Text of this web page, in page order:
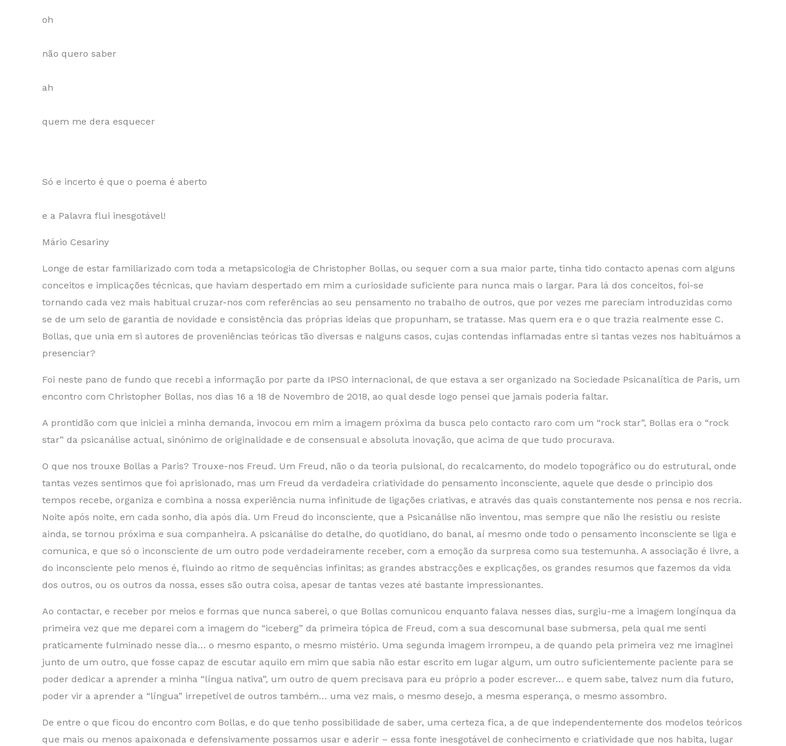
oh
não quero saber
ah
quem me dera esquecer
Só e incerto é que o poema é aberto
e a Palavra flui inesgotável!
Mário Cesariny
Longe de estar familiarizado com toda a metapsicologia de Christopher Bollas, ou sequer com a sua maior parte, tinha tido contacto apenas com alguns
conceitos e implicações técnicas, que haviam despertado em mim a curiosidade suficiente para nunca mais o largar. Para lá dos conceitos, foi-se
tornando cada vez mais habitual cruzar-nos com referências ao seu pensamento no trabalho de outros, que por vezes me pareciam introduzidas como
se de um selo de garantia de novidade e consistência das próprias ideias que propunham, se tratasse. Mas quem era e o que trazia realmente esse C.
Bollas, que unia em si autores de proveniências teóricas tão diversas e nalguns casos, cujas contendas inflamadas entre si tantas vezes nos habituámos a
presenciar?
Foi neste pano de fundo que recebi a informação por parte da IPSO internacional, de que estava a ser organizado na Sociedade Psicanalítica de Paris, um
encontro com Christopher Bollas, nos dias 16 a 18 de Novembro de 2018, ao qual desde logo pensei que jamais poderia faltar.
A prontidão com que iniciei a minha demanda, invocou em mim a imagem próxima da busca pelo contacto raro com um “rock star”, Bollas era o “rock
star” da psicanálise actual, sinónimo de originalidade e de consensual e absoluta inovação, que acima de que tudo procurava.
O que nos trouxe Bollas a Paris? Trouxe-nos Freud. Um Freud, não o da teoria pulsional, do recalcamento, do modelo topográfico ou do estrutural, onde
tantas vezes sentimos que foi aprisionado, mas um Freud da verdadeira criatividade do pensamento inconsciente, aquele que desde o principio dos
tempos recebe, organiza e combina a nossa experiência numa infinitude de ligações criativas, e através das quais constantemente nos pensa e nos recria.
Noite após noite, em cada sonho, dia após dia. Um Freud do inconsciente, que a Psicanálise não inventou, mas sempre que não lhe resistiu ou resiste
ainda, se tornou próxima e sua companheira. A psicanálise do detalhe, do quotidiano, do banal, aí mesmo onde todo o pensamento inconsciente se liga e
comunica, e que só o inconsciente de um outro pode verdadeiramente receber, com a emoção da surpresa como sua testemunha. A associação é livre, a
do inconsciente pelo menos é, fluindo ao ritmo de sequências infinitas; as grandes abstracções e explicações, os grandes resumos que fazemos da vida
dos outros, ou os outros da nossa, esses são outra coisa, apesar de tantas vezes até bastante impressionantes.
Ao contactar, e receber por meios e formas que nunca saberei, o que Bollas comunicou enquanto falava nesses dias, surgiu-me a imagem longínqua da
primeira vez que me deparei com a imagem do “iceberg” da primeira tópica de Freud, com a sua descomunal base submersa, pela qual me senti
praticamente fulminado nesse dia… o mesmo espanto, o mesmo mistério. Uma segunda imagem irrompeu, a de quando pela primeira vez me imaginei
junto de um outro, que fosse capaz de escutar aquilo em mim que sabia não estar escrito em lugar algum, um outro suficientemente paciente para se
poder dedicar a aprender a minha “língua nativa”, um outro de quem precisava para eu próprio a poder escrever… e quem sabe, talvez num dia futuro,
poder vir a aprender a “língua” irrepetível de outros também… uma vez mais, o mesmo desejo, a mesma esperança, o mesmo assombro.
De entre o que ficou do encontro com Bollas, e do que tenho possibilidade de saber, uma certeza fica, a de que independentemente dos modelos teóricos
que mais ou menos apaixonada e defensivamente possamos usar e aderir – essa fonte inesgotável de conhecimento e criatividade que nos habita, lugar